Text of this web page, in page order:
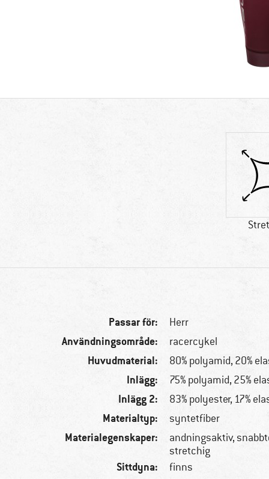
Passar för: Herr
Användningsområde: racercykel
Huvudmaterial: 80% polyamid, 20%
Inlägg: 75% polyamid, 25%
Inlägg 2: 83% polyester, 17%
Materialtyp: syntetfiber
Materialegenskaper:
andningsaktiv,
stretchig
Sittdyna: finns